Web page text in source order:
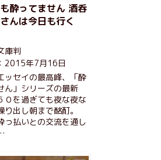
酔ってません 酒呑
んは今日も行く
庫判
2015年7月16日
ッセイの最高峰、「酔
ん」シリーズの最新
０を過ぎても夜な夜な
り出し朝まで酩酊。
っ払いとの交流を通し